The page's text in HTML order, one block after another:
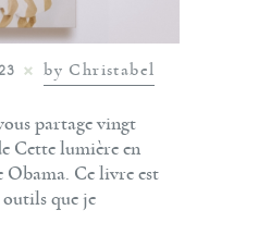
by Christabel
partage vingt
Cette lumière en
Obama. Ce livre est
que je